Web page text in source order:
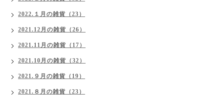
2022.１月の雑貨（23）
2021.12月の雑貨（26）
2021.11月の雑貨（17）
2021.10月の雑貨（32）
2021.９月の雑貨（19）
2021.８月の雑貨（23）